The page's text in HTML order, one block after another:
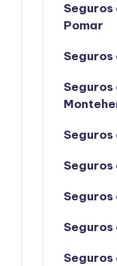
Seguros
Pomar
Seguros
Seguros
Seguros
Seguros
Seguros
Seguros
Seguros